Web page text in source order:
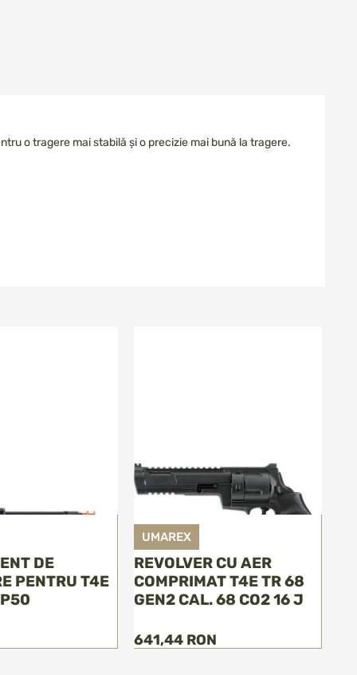
o tragere mai stabilă și o precizie mai bună la tragere.
DE
PENTRU T4E
UMAREX
REVOLVER CU AER
COMPRIMAT T4E TR 68
GEN2 CAL. 68 CO2 16 J
641,44 RON